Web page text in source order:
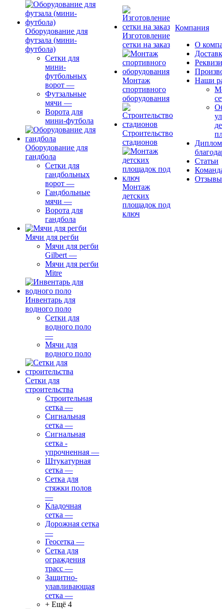
Оборудование для
футзала (мини-
футбола)
Сетки для
мини-
футбольных
ворот —
Футзальные
мячи —
Ворота для
мини-футбола
Оборудование для
гандбола
Сетки для
гандбольных
ворот —
Гандбольные
мячи —
Ворота для
гандбола
Мячи для регби
Мячи для регби
Gilbert —
Мячи для регби
Mitre
Инвентарь для
водного поло
Сетки для
водного поло
—
Мячи для
водного поло
Сетки для
строительства
Строительная
сетка —
Сигнальная
сетка —
Сигнальная
сетка -
упрочненная —
Штукатурная
сетка —
Сетка для
стяжки полов
—
Кладочная
сетка —
Дорожная сетка
—
Геосетка —
Сетка для
ограждения
трасс —
Защитно-
улавливающая
сетка —
+ Ещё 4
Изготовление
сетки на заказ
Монтаж
спортивного
оборудования
Строительство
стадионов
Монтаж
детских
площадок под
ключ
Компания
О
Наши
Статьи
Отзывы